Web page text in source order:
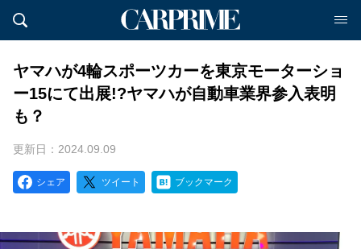
ヤマハが4輪スポーツカーを東京モーターショ
ー15にて出展!?ヤマハが自動車業界参入表明
も？
更新日：2024.09.09
シェア ツイート ブックマーク